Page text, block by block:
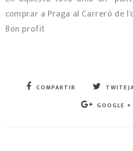
comprar a Praga al Carreró de
Bon profit
COMPARTIR
GOOGLE +